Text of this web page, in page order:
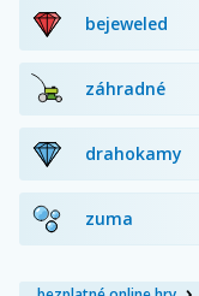
bejeweled
záhradné
drahokamy
zuma